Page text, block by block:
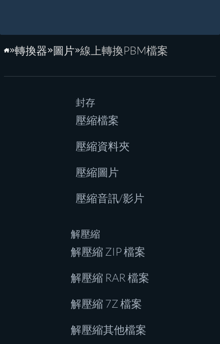
首頁
轉換器 圖片 線上轉換PBM檔案
封存
壓縮檔案
壓縮資料夾
壓縮圖片
壓縮音訊/影片
解壓縮
解壓縮 ZIP 檔案
解壓縮 RAR 檔案
解壓縮 7Z 檔案
解壓縮其他檔案